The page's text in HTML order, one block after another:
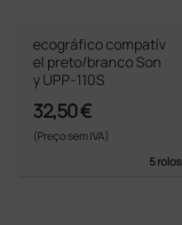
ecográfico compatív
el preto/branco Son
y UPP-110S
32,50 €
(Preço sem IVA)
5 rolos